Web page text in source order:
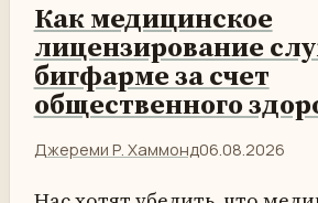
Как медицинское
лицензирование
бигфарме за счет
общественного
Джереми Р. Хаммонд06.08.2026